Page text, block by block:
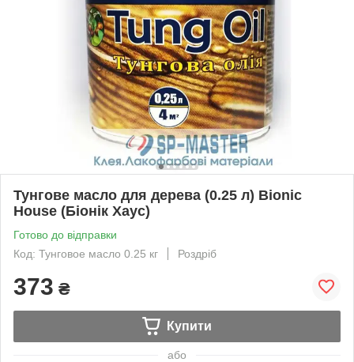
Тунгове масло для дерева (0.25 л) Bionic
House (Біонік Хаус)
Готово до відправки
Код: Тунговое масло 0.25 кг
Роздріб
373 ₴
Купити
або